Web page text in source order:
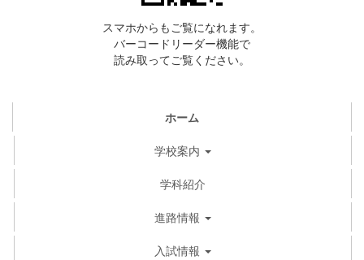
スマホからもご覧になれます。
バーコードリーダー機能で
読み取ってご覧ください。
ホーム
学校案内
学科紹介
進路情報
入試情報